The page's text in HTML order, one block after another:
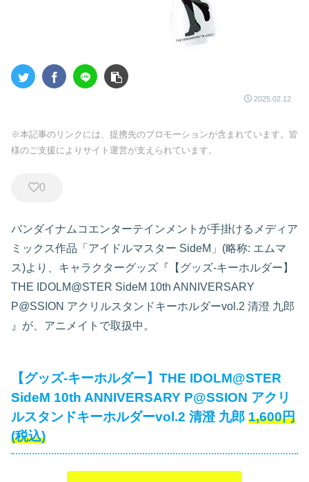
2025.02.12
※本記事のリンクには、提携先のプロモーションが含まれています。皆
様のご支援によりサイト運営が支えられています。
0
バンダイナムコエンターテインメントが手掛けるメディア
ミックス作品「アイドルマスター SideM」(略称: エムマ
ス)より、キャラクターグッズ『【グッズ-キーホルダー】
THE IDOLM@STER SideM 10th ANNIVERSARY
P@SSION アクリルスタンドキーホルダーvol.2 清澄 九郎
』が、アニメイトで取扱中。
【グッズ-キーホルダー】THE IDOLM@STER
SideM 10th ANNIVERSARY P@SSION アクリ
ルスタンドキーホルダーvol.2 清澄 九郎 1,600円
(税込)